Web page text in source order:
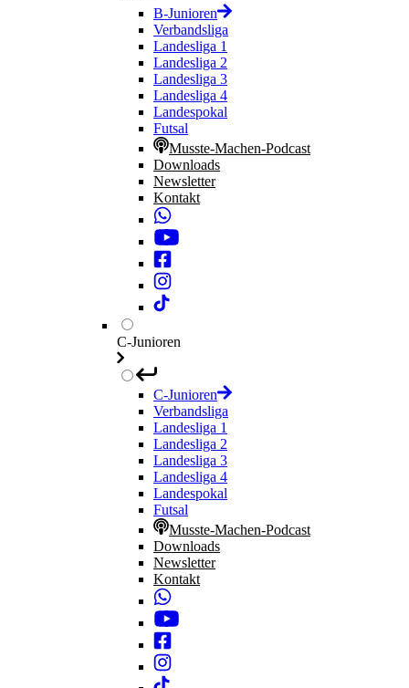
B-Junioren
Verbandsliga
Landesliga 1
Landesliga 2
Landesliga 3
Landesliga 4
Landespokal
Futsal
Musste-Machen-Podcast
Downloads
Newsletter
Kontakt
C-Junioren
C-Junioren
Verbandsliga
Landesliga 1
Landesliga 2
Landesliga 3
Landesliga 4
Landespokal
Futsal
Musste-Machen-Podcast
Downloads
Newsletter
Kontakt